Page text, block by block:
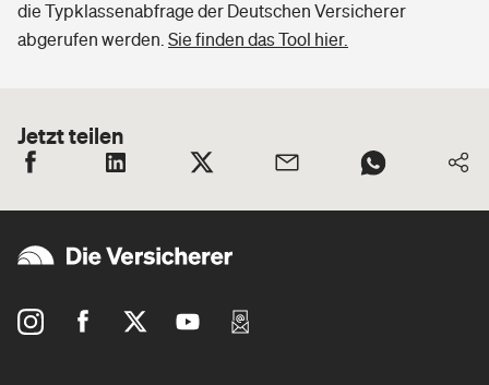
die Typklassenabfrage der Deutschen Versicherer
abgerufen werden. Sie finden das Tool hier.
Jetzt teilen